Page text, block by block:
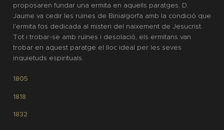
proposaren fundar una ermita en aquells paratges. D.
Jaume va cedir les ruïnes de Binialgorfa amb la condició que
l’ermita fos dedicada al misteri del naixement de Jesucrist.
Tot i trobar-se amb ruïnes i desolació, els ermitans van
trobar en aquest paratge el lloc ideal per les seves
inquietuds espirituals.
1805
1818
1832